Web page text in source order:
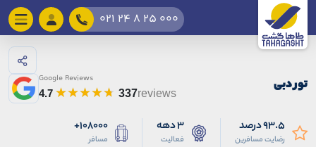
021 24 8 25 000
تور دبی
Google Reviews
4.7
337reviews
93.5 درصد
رضایت مسافرین
3 دهه
فعالیت
108000+
مسافر